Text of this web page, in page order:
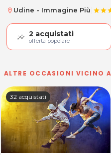
location_on Udine - Immagine Più starstar
2 acquistati
offerta popolare
ALTRE OCCASIONI VICINO
32 acquistati